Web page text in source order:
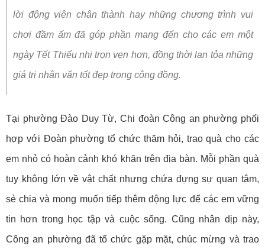
lời động viên chân thành hay những chương trình vui
chơi đầm ấm đã góp phần mang đến cho các em một
ngày Tết Thiếu nhi trọn vẹn hơn, đồng thời lan tỏa những
giá trị nhân văn tốt đẹp trong cộng đồng.
Tại phường Đào Duy Từ, Chi đoàn Công an phường phối
hợp với Đoàn phường tổ chức thăm hỏi, trao quà cho các
em nhỏ có hoàn cảnh khó khăn trên địa bàn. Mỗi phần quà
tuy không lớn về vật chất nhưng chứa đựng sự quan tâm,
sẻ chia và mong muốn tiếp thêm động lực để các em vững
tin hơn trong học tập và cuộc sống. Cũng nhân dịp này,
Công an phường đã tổ chức gặp mặt, chúc mừng và trao